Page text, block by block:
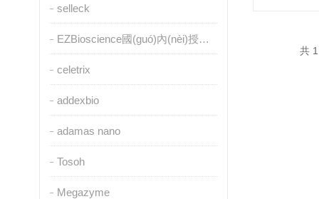
selleck
EZBioscience國(guó)內(nèi)授權(quán)代理
celetrix
addexbio
adamas nano
Tosoh
Megazyme
共